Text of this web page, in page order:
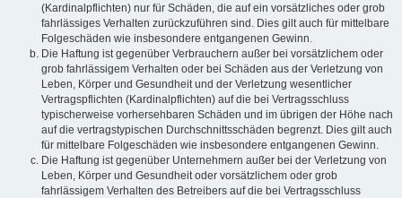
(Kardinalpflichten) nur für Schäden, die auf ein vorsätzliches oder grob
fahrlässiges Verhalten zurückzuführen sind. Dies gilt auch für mittelbare
Folgeschäden wie insbesondere entgangenen Gewinn.
Die Haftung ist gegenüber Verbrauchern außer bei vorsätzlichem oder
grob fahrlässigem Verhalten oder bei Schäden aus der Verletzung von
Leben, Körper und Gesundheit und der Verletzung wesentlicher
Vertragspflichten (Kardinalpflichten) auf die bei Vertragsschluss
typischerweise vorhersehbaren Schäden und im übrigen der Höhe nach
auf die vertragstypischen Durchschnittsschäden begrenzt. Dies gilt auch
für mittelbare Folgeschäden wie insbesondere entgangenen Gewinn.
Die Haftung ist gegenüber Unternehmern außer bei der Verletzung von
Leben, Körper und Gesundheit oder vorsätzlichem oder grob
fahrlässigem Verhalten des Betreibers auf die bei Vertragsschluss